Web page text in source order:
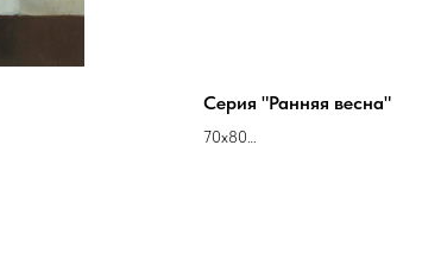
Серия "Ранняя весна"
70х80